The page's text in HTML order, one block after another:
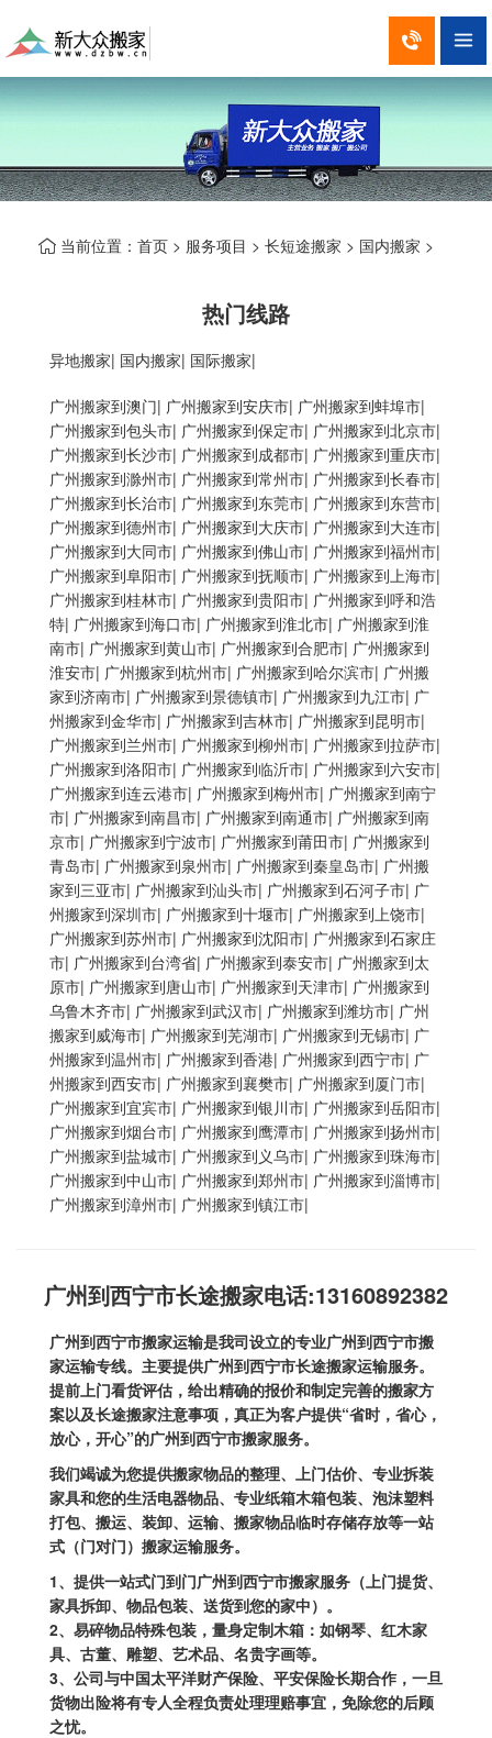
 
 当前位置： 首页 > 服务项目 > 长短途搬家 > 国内搬家 >
热门线路
异地搬家| 国内搬家| 国际搬家|
广州搬家到澳门| 广州搬家到安庆市| 广州搬家到蚌埠市|
广州搬家到包头市| 广州搬家到保定市| 广州搬家到北京市|
广州搬家到长沙市| 广州搬家到成都市| 广州搬家到重庆市|
广州搬家到滁州市| 广州搬家到常州市| 广州搬家到长春市|
广州搬家到长治市| 广州搬家到东莞市| 广州搬家到东营市|
广州搬家到德州市| 广州搬家到大庆市| 广州搬家到大连市|
广州搬家到大同市| 广州搬家到佛山市| 广州搬家到福州市|
广州搬家到阜阳市| 广州搬家到抚顺市| 广州搬家到上海市|
广州搬家到桂林市| 广州搬家到贵阳市| 广州搬家到呼和浩
特| 广州搬家到海口市| 广州搬家到淮北市| 广州搬家到淮
南市| 广州搬家到黄山市| 广州搬家到合肥市| 广州搬家到
淮安市| 广州搬家到杭州市| 广州搬家到哈尔滨市| 广州搬
家到济南市| 广州搬家到景德镇市| 广州搬家到九江市| 广
州搬家到金华市| 广州搬家到吉林市| 广州搬家到昆明市|
广州搬家到兰州市| 广州搬家到柳州市| 广州搬家到拉萨市|
广州搬家到洛阳市| 广州搬家到临沂市| 广州搬家到六安市|
广州搬家到连云港市| 广州搬家到梅州市| 广州搬家到南宁
市| 广州搬家到南昌市| 广州搬家到南通市| 广州搬家到南
京市| 广州搬家到宁波市| 广州搬家到莆田市| 广州搬家到
青岛市| 广州搬家到泉州市| 广州搬家到秦皇岛市| 广州搬
家到三亚市| 广州搬家到汕头市| 广州搬家到石河子市| 广
州搬家到深圳市| 广州搬家到十堰市| 广州搬家到上饶市|
广州搬家到苏州市| 广州搬家到沈阳市| 广州搬家到石家庄
市| 广州搬家到台湾省| 广州搬家到泰安市| 广州搬家到太
原市| 广州搬家到唐山市| 广州搬家到天津市| 广州搬家到
乌鲁木齐市| 广州搬家到武汉市| 广州搬家到潍坊市| 广州
搬家到威海市| 广州搬家到芜湖市| 广州搬家到无锡市| 广
州搬家到温州市| 广州搬家到香港| 广州搬家到西宁市| 广
州搬家到西安市| 广州搬家到襄樊市| 广州搬家到厦门市|
广州搬家到宜宾市| 广州搬家到银川市| 广州搬家到岳阳市|
广州搬家到烟台市| 广州搬家到鹰潭市| 广州搬家到扬州市|
广州搬家到盐城市| 广州搬家到义乌市| 广州搬家到珠海市|
广州搬家到中山市| 广州搬家到郑州市| 广州搬家到淄博市|
广州搬家到漳州市| 广州搬家到镇江市|
广州到西宁市长途搬家电话:13160892382
广州到西宁市搬家运输是我司设立的专业广州到西宁市搬
家运输专线。主要提供广州到西宁市长途搬家运输服务。
提前上门看货评估，给出精确的报价和制定完善的搬家方
案以及长途搬家注意事项，真正为客户提供“省时，省心，
放心，开心”的广州到西宁市搬家服务。
我们竭诚为您提供搬家物品的整理、上门估价、专业拆装
家具和您的生活电器物品、专业纸箱木箱包装、泡沫塑料
打包、搬运、装卸、运输、搬家物品临时存储存放等一站
式（门对门）搬家运输服务。
1、提供一站式门到门广州到西宁市搬家服务（上门提货、
家具拆卸、物品包装、送货到您的家中）。
2、易碎物品特殊包装，量身定制木箱：如钢琴、红木家
具、古董、雕塑、艺术品、名贵字画等。
3、公司与中国太平洋财产保险、平安保险长期合作，一旦
货物出险将有专人全程负责处理理赔事宜，免除您的后顾
之忧。